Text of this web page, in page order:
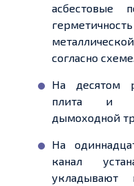
асбестовые
согласно схеме.
На десятом
плита и
дымоходной
На
канал
укладывают